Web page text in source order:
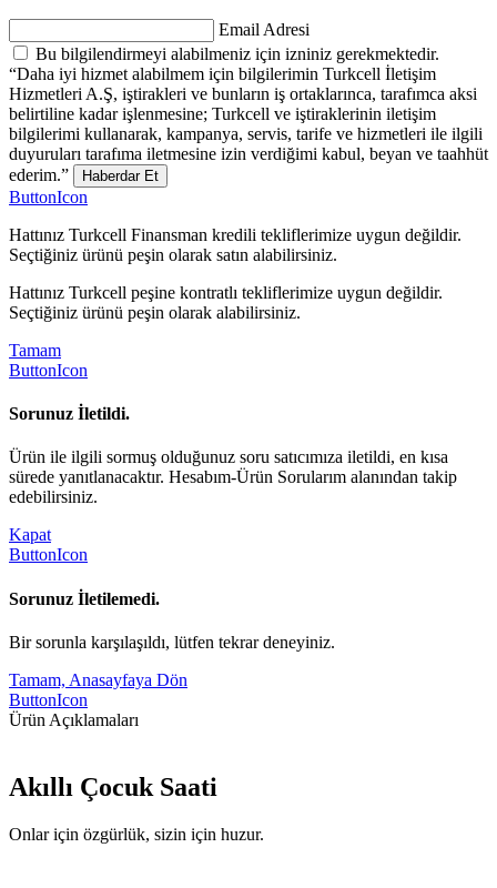
Email Adresi
Bu bilgilendirmeyi alabilmeniz için izniniz gerekmektedir.
“Daha iyi hizmet alabilmem için bilgilerimin Turkcell İletişim
Hizmetleri A.Ş, iştirakleri ve bunların iş ortaklarınca, tarafımca aksi
belirtiline kadar işlenmesine; Turkcell ve iştiraklerinin iletişim
bilgilerimi kullanarak, kampanya, servis, tarife ve hizmetleri ile ilgili
duyuruları tarafıma iletmesine izin verdiğimi kabul, beyan ve taahhüt
ederim.”
Haberdar Et
ButtonIcon
Hattınız Turkcell Finansman kredili tekliflerimize uygun değildir.
Seçtiğiniz ürünü peşin olarak satın alabilirsiniz.
Hattınız Turkcell peşine kontratlı tekliflerimize uygun değildir.
Seçtiğiniz ürünü peşin olarak alabilirsiniz.
Tamam
ButtonIcon
Sorunuz İletildi.
Ürün ile ilgili sormuş olduğunuz soru satıcımıza iletildi, en kısa
sürede yanıtlanacaktır. Hesabım-Ürün Sorularım alanından takip
edebilirsiniz.
Kapat
ButtonIcon
Sorunuz İletilemedi.
Bir sorunla karşılaşıldı, lütfen tekrar deneyiniz.
Tamam, Anasayfaya Dön
ButtonIcon
Ürün Açıklamaları
Akıllı Çocuk Saati
Onlar için özgürlük, sizin için huzur.